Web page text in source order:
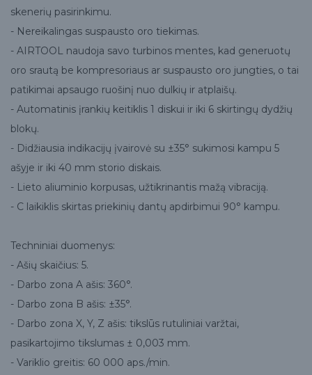
skenerių pasirinkimu.
- Nereikalingas suspausto oro tiekimas.
- AIRTOOL naudoja savo turbinos mentes, kad generuotų
oro srautą be kompresoriaus ar suspausto oro jungties, o tai
patikimai apsaugo ruošinį nuo dulkių ir atplaišų.
- Automatinis įrankių keitiklis 1 diskui ir iki 6 skirtingų dydžių
blokų.
- Didžiausia indikacijų įvairovė su ±35° sukimosi kampu 5
ašyje ir iki 40 mm storio diskais.
- Lieto aliuminio korpusas, užtikrinantis mažą vibraciją.
- C laikiklis skirtas priekinių dantų apdirbimui 90° kampu.
Techniniai duomenys:
- Ašių skaičius: 5.
- Darbo zona A ašis: 360°.
- Darbo zona B ašis: ±35°.
- Darbo zona X, Y, Z ašis: tikslūs rutuliniai varžtai,
pasikartojimo tikslumas ± 0,003 mm.
- Variklio greitis: 60 000 aps./min.